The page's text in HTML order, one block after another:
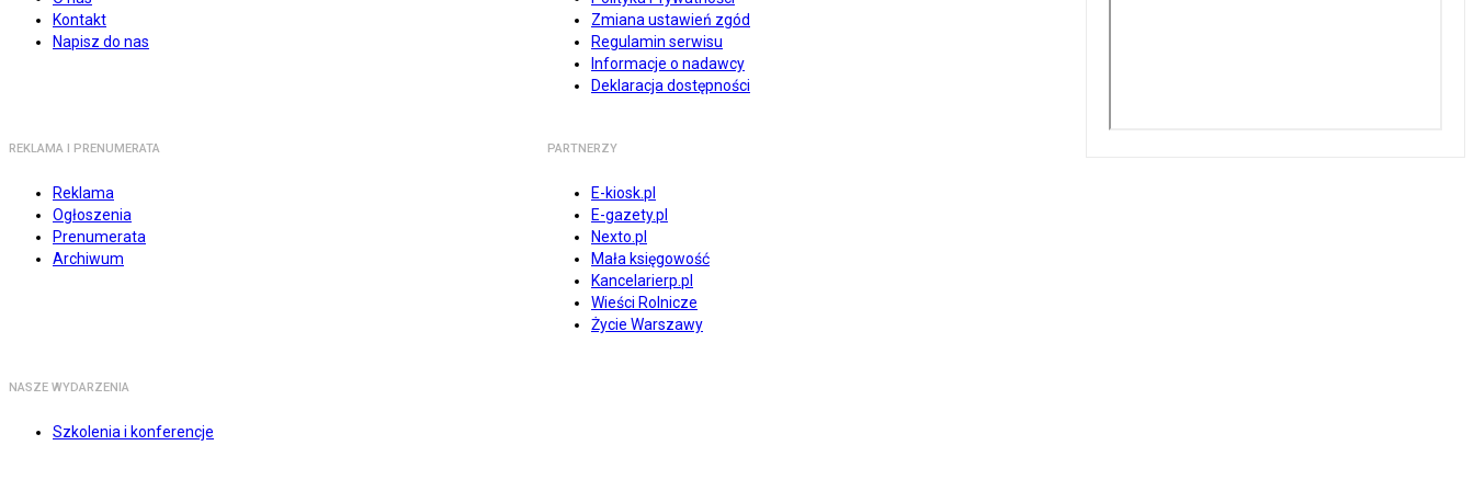
Kontakt
Napisz do nas
Zmiana ustawień zgód
Regulamin serwisu
Informacje o nadawcy
Deklaracja dostępności
REKLAMA I PRENUMERATA
Reklama
Ogłoszenia
Prenumerata
Archiwum
PARTNERZY
E-kiosk.pl
E-gazety.pl
Nexto.pl
Mała księgowość
Kancelarierp.pl
Wieści Rolnicze
Życie Warszawy
NASZE WYDARZENIA
Szkolenia i konferencje